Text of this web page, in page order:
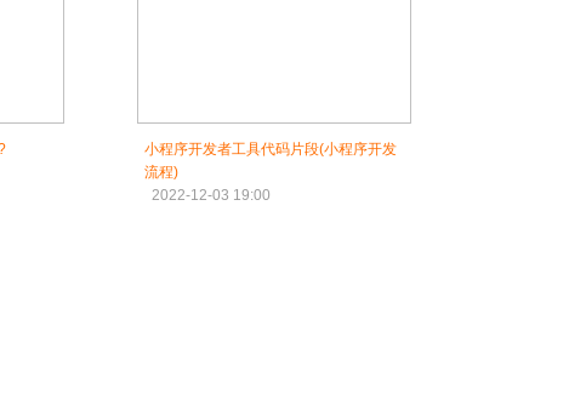
小程序开发者工具代码片段(小程序开发
流程)
2022-12-03 19:00